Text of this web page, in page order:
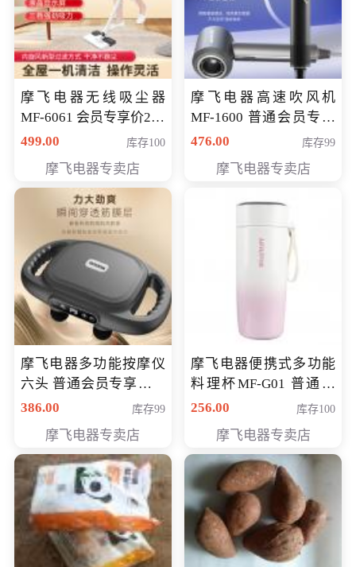
摩飞电器无线吸尘器
MF-6061 会员专享价299
元
499.00 库存100
摩飞电器专卖店
摩飞电器高速吹风机
MF-1600 普通会员专享
价298元
476.00 库存99
摩飞电器专卖店
摩飞电器多功能按摩仪
六头 普通会员专享价格
199元
386.00 库存99
摩飞电器专卖店
摩飞电器便携式多功能
料理杯MF-G01 普通会
员专享价格118元
256.00 库存100
摩飞电器专卖店